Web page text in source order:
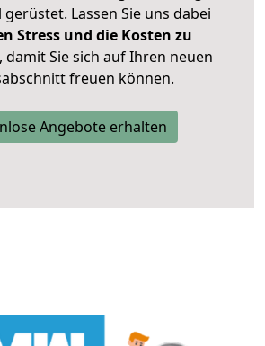
gerüstet. Lassen Sie uns dabei
Stress und die Kosten zu
, damit Sie sich auf Ihren neuen
freuen können.
Angebote erhalten